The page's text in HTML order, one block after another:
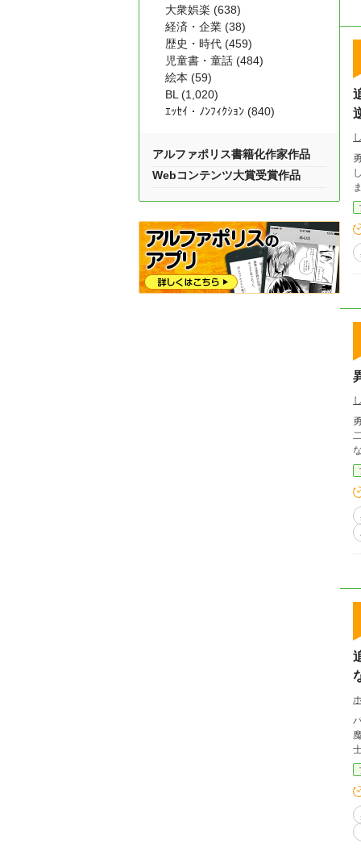
大衆娯楽 (638)
経済・企業 (38)
歴史・時代 (459)
児童書・童話 (484)
絵本 (59)
BL (1,020)
ｴｯｾｲ・ﾉﾝﾌｨｸｼｮﾝ (840)
アルファポリス書籍化作家作品
Webコンテンツ大賞受賞作品